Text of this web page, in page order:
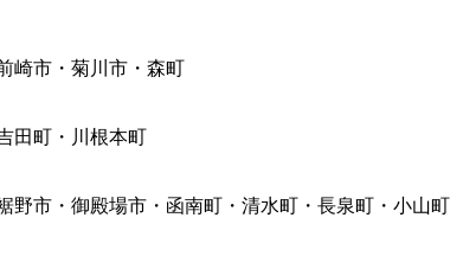
崎市・菊川市・森町
田町・川根本町
野市・御殿場市・函南町・清水町・長泉町・小山町